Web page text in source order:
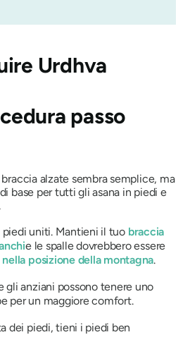
Urdhva
passo
alzate sembra semplice, ma
base per tutti gli asana in piedi e
uniti. Mantieni il tuo braccia
e le spalle dovrebbero essere
posizione della montagna.
gli anziani possono tenere uno
per un maggiore comfort.
dei piedi, tieni i piedi ben